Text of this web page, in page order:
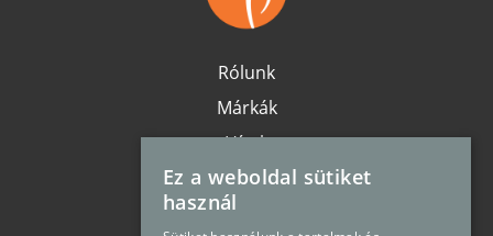
Rólunk
Márkák
Hírek
Karrier
Elérhetőség
Ez a weboldal sütiket
használ